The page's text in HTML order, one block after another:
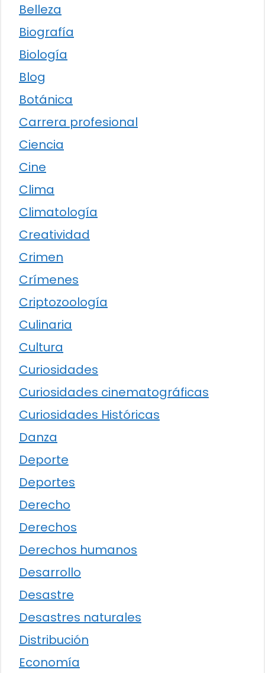
Belleza
Biografía
Biología
Blog
Botánica
Carrera profesional
Ciencia
Cine
Clima
Climatología
Creatividad
Crimen
Crímenes
Criptozoología
Culinaria
Cultura
Curiosidades
Curiosidades cinematográficas
Curiosidades Históricas
Danza
Deporte
Deportes
Derecho
Derechos
Derechos humanos
Desarrollo
Desastre
Desastres naturales
Distribución
Economía